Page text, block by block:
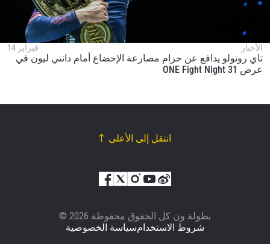
الأخبار فبراير 14
تاي روتولو يدافع عن حزام مصارعة الإخضاع أمام دانتي ليون في
عرض ONE Fight Night 31
انتقل إلى الأعلى
© بطولة ون كل الحقوق محفوظة 2026
سياسة الخصوصيةشروط الاستخدام